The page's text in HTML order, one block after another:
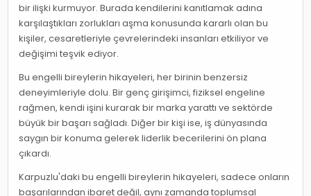
bir ilişki kurmuyor. Burada kendilerini kanıtlamak adına
karşılaştıkları zorlukları aşma konusunda kararlı olan bu
kişiler, cesaretleriyle çevrelerindeki insanları etkiliyor ve
değişimi teşvik ediyor.
Bu engelli bireylerin hikayeleri, her birinin benzersiz
deneyimleriyle dolu. Bir genç girişimci, fiziksel engeline
rağmen, kendi işini kurarak bir marka yarattı ve sektörde
büyük bir başarı sağladı. Diğer bir kişi ise, iş dünyasında
saygın bir konuma gelerek liderlik becerilerini ön plana
çıkardı.
Karpuzlu'daki bu engelli bireylerin hikayeleri, sadece onların
başarılarından ibaret değil, aynı zamanda toplumsal